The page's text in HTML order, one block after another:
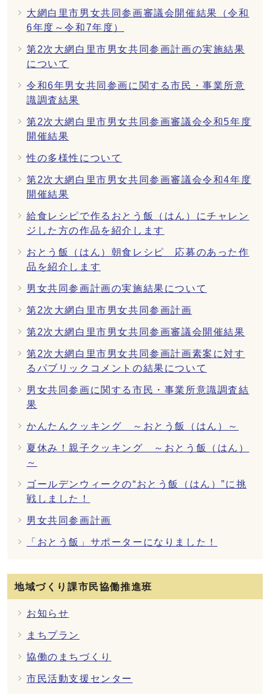
大網白里市男女共同参画審議会開催結果（令和
6年度～令和7年度）
第2次大網白里市男女共同参画計画の実施結果
について
令和6年男女共同参画に関する市民・事業所意
識調査結果
第2次大網白里市男女共同参画審議会令和5年度
開催結果
性の多様性について
第2次大網白里市男女共同参画審議会令和4年度
開催結果
給食レシピで作るおとう飯（はん）にチャレン
ジした方の作品を紹介します
おとう飯（はん）朝食レシピ 応募のあった作
品を紹介します
男女共同参画計画の実施結果について
第2次大網白里市男女共同参画計画
第2次大網白里市男女共同参画審議会開催結果
第2次大網白里市男女共同参画計画素案に対す
るパブリックコメントの結果について
男女共同参画に関する市民・事業所意識調査結
果
かんたんクッキング ～おとう飯（はん）～
夏休み！親子クッキング ～おとう飯（はん）
～
ゴールデンウィークの“おとう飯（はん）”に挑
戦しました！
男女共同参画計画
「おとう飯」サポーターになりました！
地域づくり課市民協働推進班
お知らせ
まちプラン
協働のまちづくり
市民活動支援センター